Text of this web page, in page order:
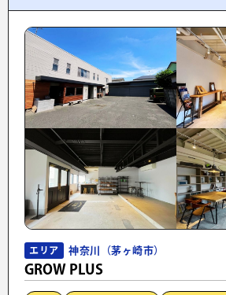
エリア 神奈川（茅ヶ崎市）
GROW PLUS